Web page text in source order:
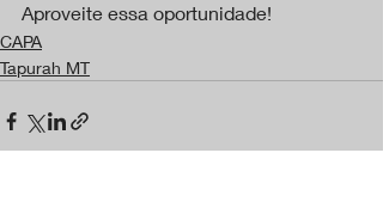
Aproveite essa oportunidade!
CAPA
Tapurah MT